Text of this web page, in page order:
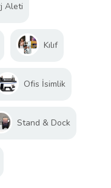
Aleti
Kılıf
Ofis İsimlik
Stand & Dock